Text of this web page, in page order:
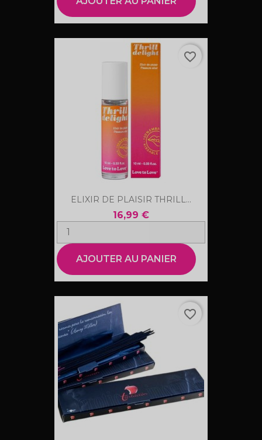
ELIXIR DE PLAISIR THRILL...
16,99 €
AJOUTER AU PANIER
favorite_border
favorite_border